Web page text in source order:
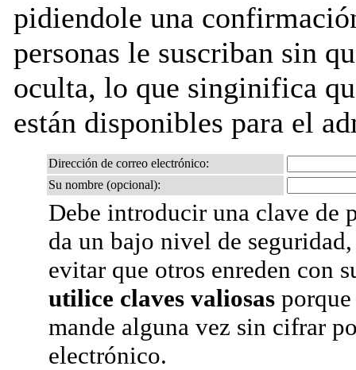
pidiendole una
personas le suscriban sin
oculta, lo que singinifica
están disponibles para el
Dirección de correo electrónico:
Su nombre (opcional):
Debe introducir una clave de
da un bajo nivel de
evitar que otros enreden con
utilice claves valiosas
mande alguna vez sin cifrar
electrónico.